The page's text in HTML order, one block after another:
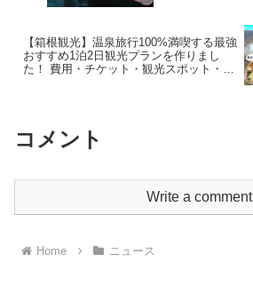
【箱根観光】温泉旅行100%満喫する最強
おすすめ1泊2日観光プランを作りまし
た！ 費用・チケット・観光スポット・グ
コメント
Write a comment
Home ニュース